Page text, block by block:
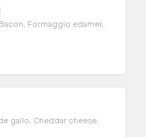
Formaggio edamer,
gallo, Cheddar cheese,